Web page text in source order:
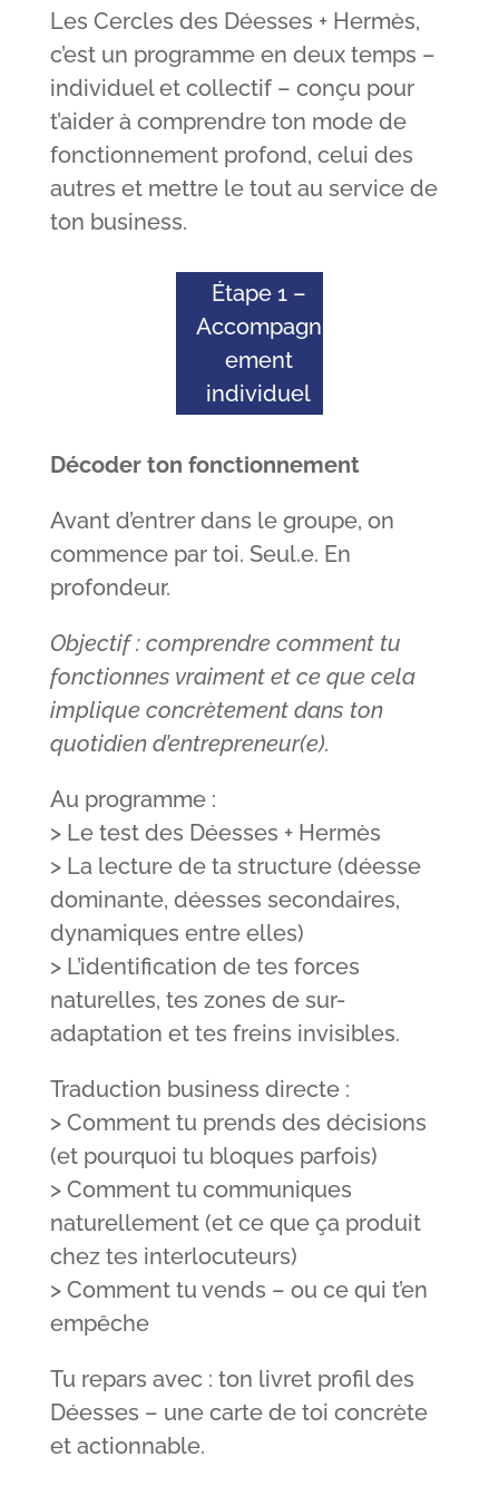
Les Cercles des Déesses + Hermès,
c’est un programme en deux temps –
individuel et collectif – conçu pour
t’aider à comprendre ton mode de
fonctionnement profond, celui des
autres et mettre le tout au service de
ton business.
Étape 1 –
Accompagn
ement
individuel
Décoder ton fonctionnement
Avant d’entrer dans le groupe, on
commence par toi. Seul.e. En
profondeur.
Objectif : comprendre comment tu
fonctionnes vraiment et ce que cela
implique concrètement dans ton
quotidien d’entrepreneur(e).
Au programme :
> Le test des Déesses + Hermès
> La lecture de ta structure (déesse
dominante, déesses secondaires,
dynamiques entre elles)
> L’identification de tes forces
naturelles, tes zones de sur-
adaptation et tes freins invisibles.
Traduction business directe :
> Comment tu prends des décisions
(et pourquoi tu bloques parfois)
> Comment tu communiques
naturellement (et ce que ça produit
chez tes interlocuteurs)
> Comment tu vends – ou ce qui t’en
empêche
Tu repars avec : ton livret profil des
Déesses – une carte de toi concrète
et actionnable.